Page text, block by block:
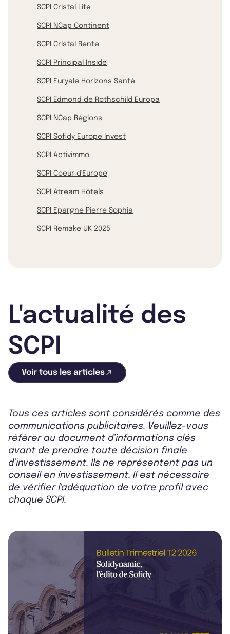
SCPI Cristal Life
SCPI NCap Continent
SCPI Cristal Rente
SCPI Principal Inside
SCPI Euryale Horizons Santé
SCPI Edmond de Rothschild Europa
SCPI NCap Régions
SCPI Sofidy Europe Invest
SCPI Activimmo
SCPI Coeur d'Europe
SCPI Atream Hôtels
SCPI Epargne Pierre Sophia
SCPI Remake UK 2025
L'actualité des
SCPI
Voir tous les articles
Tous ces articles sont considérés comme des
communications publicitaires. Veuillez-vous
référer au document d’informations clés
avant de prendre toute décision finale
d’investissement. Ils ne représentent pas un
conseil en investissement. Il est nécessaire
de vérifier l'adéquation de votre profil avec
chaque SCPI.